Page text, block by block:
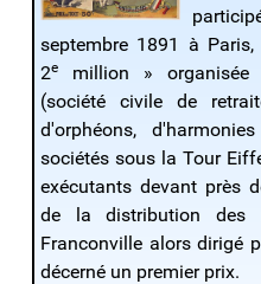
septembre 1891 à
2e
million » organisée
(société civile de
d'orphéons,
sociétés sous la Tour
exécutants devant près
de la distribution des
Franconville alors dirigé
décerné un premier prix.